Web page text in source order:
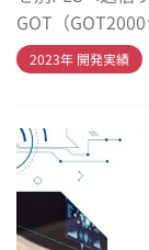
GOT（
2023年 開発実績